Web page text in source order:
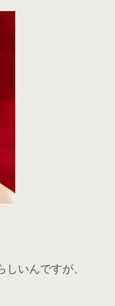
いんですが、